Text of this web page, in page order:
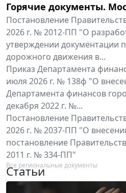
Горячие документы.
Постановление
2026 г. № 2012-ПП "О
утверждении документации
дорожного движения в...
Приказ Департамента
июля 2026 г. № 138ф "О
Департамента финансов
декабря 2022 г. №...
Постановление
2026 г. № 2037-ПП "О
постановление
2011 г. № 334-ПП"
Все региональные документы
Статьи